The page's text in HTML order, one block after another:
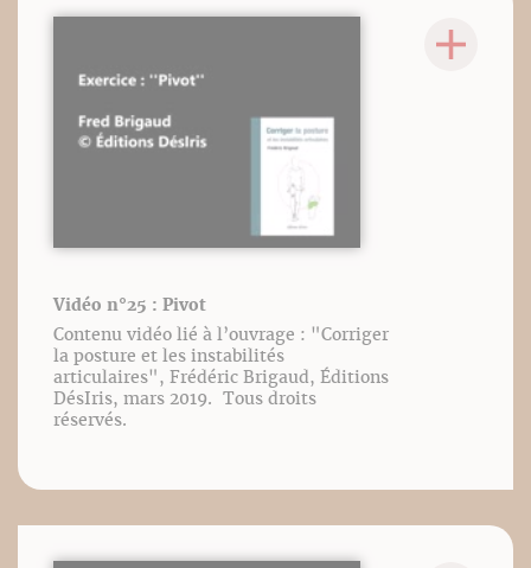
Vidéo n°25 : Pivot
Contenu vidéo lié à l’ouvrage : "Corriger
la posture et les instabilités
articulaires", Frédéric Brigaud, Éditions
DésIris, mars 2019. Tous droits
réservés.